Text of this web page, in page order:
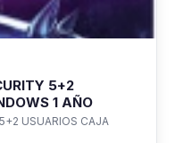
5+2
1 AÑO
USUARIOS CAJA